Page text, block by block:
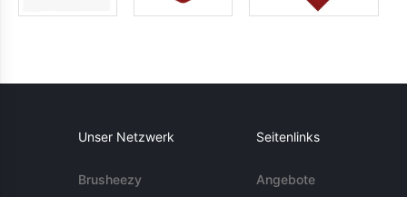
Unser Netzwerk
Brusheezy
Seitenlinks
Angebote